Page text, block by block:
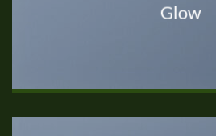
Glow